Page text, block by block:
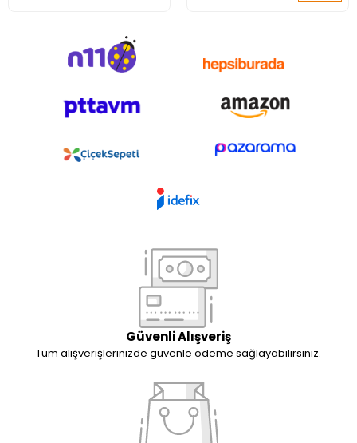
Güvenli Alışveriş
Tüm alışverişlerinizde güvenle ödeme sağlayabilirsiniz.